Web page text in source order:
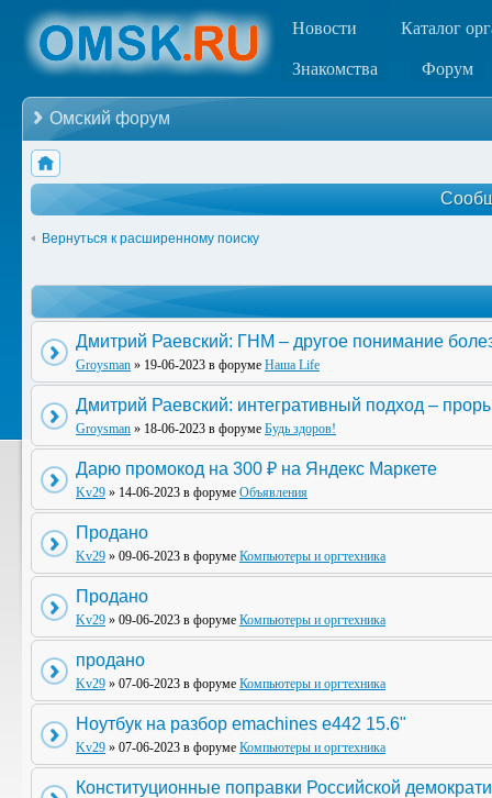
Новости Каталог
Знакомства Форум
Омский форум
Вернуться к расширенному поиску
Дмитрий Раевский: ГНМ – другое понимание
Groysman » 19-06-2023 в форуме Наша Life
Дмитрий Раевский: интегративный подход –
Groysman » 18-06-2023 в форуме Будь здоров!
Дарю промокод на 300 ₽ на Яндекс Маркете
Kv29 » 14-06-2023 в форуме Объявления
Продано
Kv29 » 09-06-2023 в форуме Компьютеры и оргтехника
Продано
Kv29 » 09-06-2023 в форуме Компьютеры и оргтехника
продано
Kv29 » 07-06-2023 в форуме Компьютеры и оргтехника
Ноутбук на разбор emachines e442 15.6"
Kv29 » 07-06-2023 в форуме Компьютеры и оргтехника
Конституционные поправки Российской